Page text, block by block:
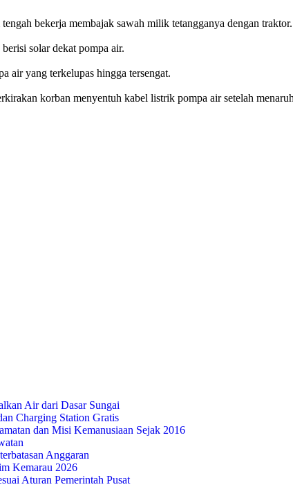
bekerja membajak sawah milik tetangganya dengan traktor.
solar dekat pompa air.
air yang terkelupas hingga tersengat.
korban menyentuh kabel listrik pompa air setelah
Air dari Dasar Sungai
Charging Station Gratis
dan Misi Kemanusiaan Sejak 2016
Anggaran
Kemarau 2026
Aturan Pemerintah Pusat